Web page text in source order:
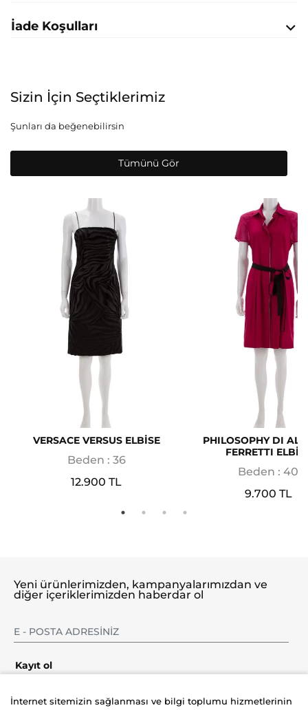
İade Koşulları
Sizin İçin Seçtiklerimiz
Şunları da beğenebilirsin
Tümünü Gör
VERSACE VERSUS ELBİSE
Beden : 36
12.900 TL
PHILOSOPHY DI
FERRETTI
Beden : 40
9.700 TL
Yeni ürünlerimizden, kampanyalarımızdan ve
diğer içeriklerimizden haberdar ol
Kayıt ol
İnternet sitemizin sağlanması ve bilgi toplumu hizmetlerinin